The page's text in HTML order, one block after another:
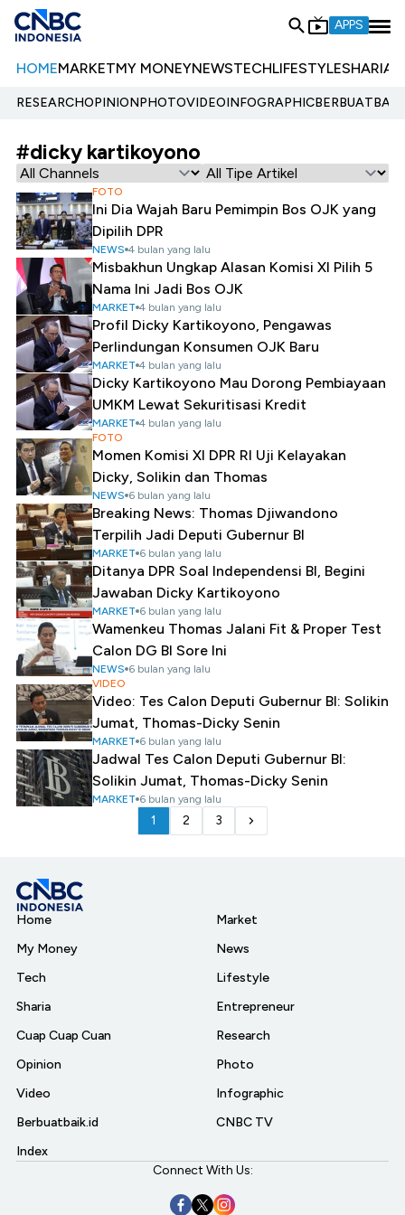
APPS
HOMEMARKETMY MONEYNEWSTECHLIFESTYLESHARIA
RESEARCHOPINIONPHOTOVIDEOINFOGRAPHIC
#dicky kartikoyono
FOTO
Ini Dia Wajah Baru Pemimpin Bos OJK yang
Dipilih DPR
NEWS 4 bulan yang lalu
Misbakhun Ungkap Alasan Komisi XI Pilih 5
Nama Ini Jadi Bos OJK
MARKET 4 bulan yang lalu
Profil Dicky Kartikoyono, Pengawas
Perlindungan Konsumen OJK Baru
MARKET 4 bulan yang lalu
Dicky Kartikoyono Mau Dorong Pembiayaan
UMKM Lewat Sekuritisasi Kredit
MARKET 4 bulan yang lalu
FOTO
Momen Komisi XI DPR RI Uji Kelayakan
Dicky, Solikin dan Thomas
NEWS 6 bulan yang lalu
Breaking News: Thomas Djiwandono
Terpilih Jadi Deputi Gubernur BI
MARKET 6 bulan yang lalu
Ditanya DPR Soal Independensi BI, Begini
Jawaban Dicky Kartikoyono
MARKET 6 bulan yang lalu
Wamenkeu Thomas Jalani Fit & Proper Test
Calon DG BI Sore Ini
NEWS 6 bulan yang lalu
VIDEO
Video: Tes Calon Deputi Gubernur BI: Solikin
Jumat, Thomas-Dicky Senin
MARKET 6 bulan yang lalu
Jadwal Tes Calon Deputi Gubernur BI:
Solikin Jumat, Thomas-Dicky Senin
MARKET 6 bulan yang lalu
1 2 3
Home
My Money
Tech
Sharia
Cuap Cuap Cuan
Opinion
Video
Berbuatbaik.id
Index
Market
News
Lifestyle
Entrepreneur
Research
Photo
Infographic
CNBC TV
Connect With Us: